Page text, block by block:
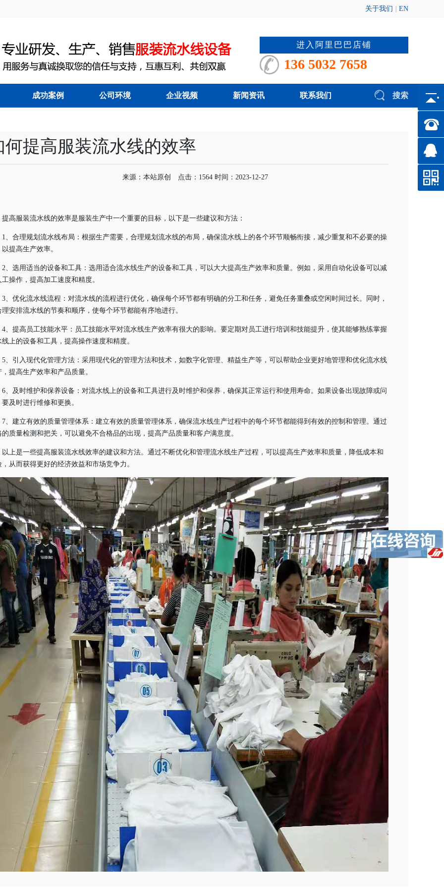
关于我们 EN
进入阿里巴巴店铺
136 5032 7658
成功案例 公司环境 企业视频 新闻资讯 联系我们 搜索
何提高服装流水线的效率
来源：本站原创 点击：1564 时间：2023-12-27
提高服装流水线的效率是服装生产中一个重要的目标，以下是一些建议和方法：
1、合理规划流水线布局：根据生产需要，合理规划流水线的布局，确保流水线上的各个环节顺畅衔接，减少重复和不必要的操
提高生产效率。
2、选用适当的设备和工具：选用适合流水线生产的设备和工具，可以大大提高生产效率和质量。例如，采用自动化设备可以减
工操作，提高加工速度和精度。
3、优化流水线流程：对流水线的流程进行优化，确保每个环节都有明确的分工和任务，避免任务重叠或空闲时间过长。同时，
理安排流水线的节奏和顺序，使每个环节都能有序地进行。
4、提高员工技能水平：员工技能水平对流水线生产效率有很大的影响。要定期对员工进行培训和技能提升，使其能够熟练掌握
线上的设备和工具，提高操作速度和精度。
5、引入现代化管理方法：采用现代化的管理方法和技术，如数字化管理、精益生产等，可以帮助企业更好地管理和优化流水线
，提高生产效率和产品质量。
6、及时维护和保养设备：对流水线上的设备和工具进行及时维护和保养，确保其正常运行和使用寿命。如果设备出现故障或问
要及时进行维修和更换。
7、建立有效的质量管理体系：建立有效的质量管理体系，确保流水线生产过程中的每个环节都能得到有效的控制和管理。通过
的质量检测和把关，可以避免不合格品的出现，提高产品质量和客户满意度。
以上是一些提高服装流水线效率的建议和方法。通过不断优化和管理流水线生产过程，可以提高生产效率和质量，降低成本和
，从而获得更好的经济效益和市场竞争力。